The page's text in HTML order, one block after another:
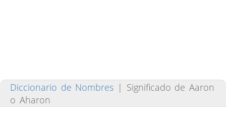
Diccionario de Nombres | Significado de Aaron
o Aharon